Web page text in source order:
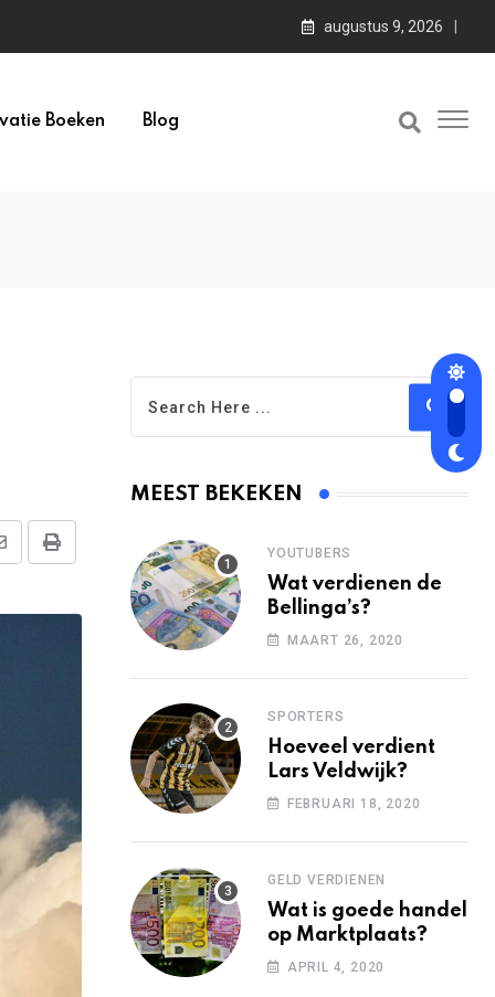
augustus 9, 2026
Boeken Blog
Print
MEEST BEKEKEN
YOUTUBERS
Wat verdienen de
Bellinga’s?
MAART 26, 2020
SPORTERS
Hoeveel verdient
Lars Veldwijk?
FEBRUARI 18, 2020
GELD VERDIENEN
Wat is goede handel
op Marktplaats?
APRIL 4, 2020